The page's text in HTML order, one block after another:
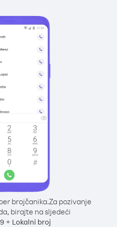
brojčanika.Za pozivanje
birajte na sljedeći
+ Lokalni broj